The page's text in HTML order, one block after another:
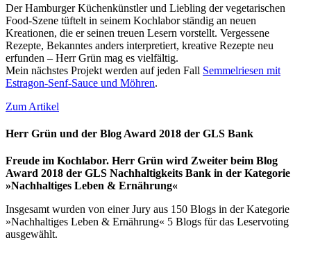
Der Hamburger Küchenkünstler und Liebling der vegetarischen
Food-Szene tüftelt in seinem Kochlabor ständig an neuen
Kreationen, die er seinen treuen Lesern vorstellt. Vergessene
Rezepte, Bekanntes anders interpretiert, kreative Rezepte neu
erfunden – Herr Grün mag es vielfältig.
Mein nächstes Projekt werden auf jeden Fall Semmelriesen mit
Estragon-Senf-Sauce und Möhren.
Zum Artikel
Herr Grün und der Blog Award 2018 der GLS Bank
Freude im Kochlabor. Herr Grün wird Zweiter beim Blog
Award 2018 der GLS Nachhaltigkeits Bank in der Kategorie
»Nachhaltiges Leben & Ernährung«
Insgesamt wurden von einer Jury aus 150 Blogs in der Kategorie
»Nachhaltiges Leben & Ernährung« 5 Blogs für das Leservoting
ausgewählt.